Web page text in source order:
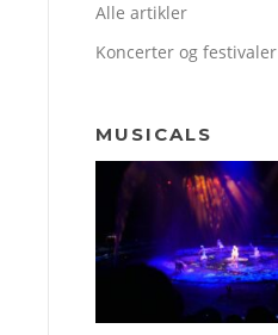
Alle artikler
Koncerter og festivaler
MUSICALS